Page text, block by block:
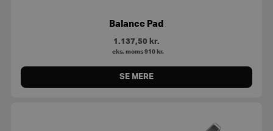
Balance Pad
1.137,50 kr.
eks. moms 910 kr.
SE MERE